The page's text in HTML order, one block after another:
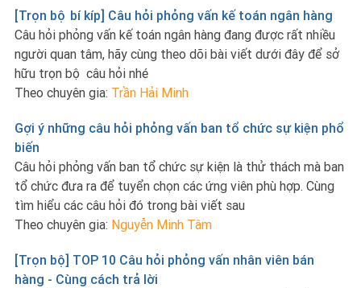
[Trọn bộ bí kíp] Câu hỏi phỏng vấn kế toán ngân hàng
Câu hỏi phỏng vấn kế toán ngân hàng đang được rất nhiều
người quan tâm, hãy cùng theo dõi bài viết dưới đây để sở
hữu trọn bộ câu hỏi nhé
Theo chuyên gia: Trần Hải Minh
Gợi ý những câu hỏi phỏng vấn ban tổ chức sự kiện phổ
biến
Câu hỏi phỏng vấn ban tổ chức sự kiện là thử thách mà ban
tổ chức đưa ra để tuyển chọn các ứng viên phù hợp. Cùng
tìm hiểu các câu hỏi đó trong bài viết sau
Theo chuyên gia: Nguyễn Minh Tâm
[Trọn bộ] TOP 10 Câu hỏi phỏng vấn nhân viên bán
hàng - Cùng cách trả lời